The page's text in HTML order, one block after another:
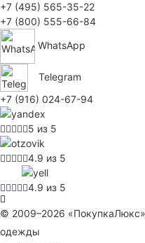
+7 (495) 565-35-22
+7 (800) 555-66-84
WhatsApp
Telegram
+7 (916) 024-67-94
5 из 5
4.9 из 5
4.9 из 5
© 2009–2026
одежды